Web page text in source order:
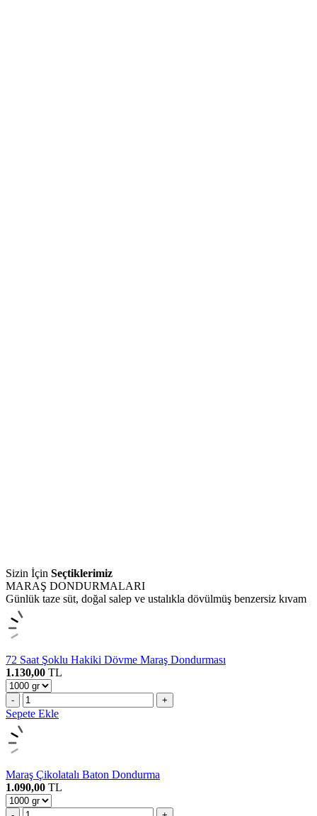
Sizin İçin Seçtiklerimiz
MARAŞ DONDURMALARI
Günlük taze süt, doğal salep ve ustalıkla dövülmüş benzersiz kıvam
72 Saat Şoklu Hakiki Dövme Maraş Dondurması
1.130,00 TL
- +
Sepete Ekle
Maraş Çikolatalı Baton Dondurma
1.090,00 TL